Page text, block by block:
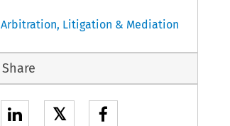
Arbitration, Litigation & Mediation
Share
𝕏